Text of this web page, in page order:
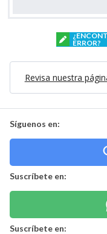
ERROR?
Revisa nuestra
Síguenos en:
Suscríbete en:
Suscríbete en: